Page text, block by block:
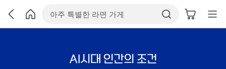
AI시대 인간의 조건